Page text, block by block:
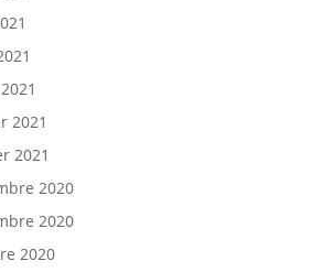
2021
2021
2020
2020
2020